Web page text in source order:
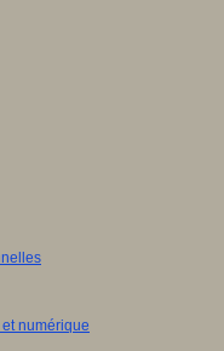
numérique